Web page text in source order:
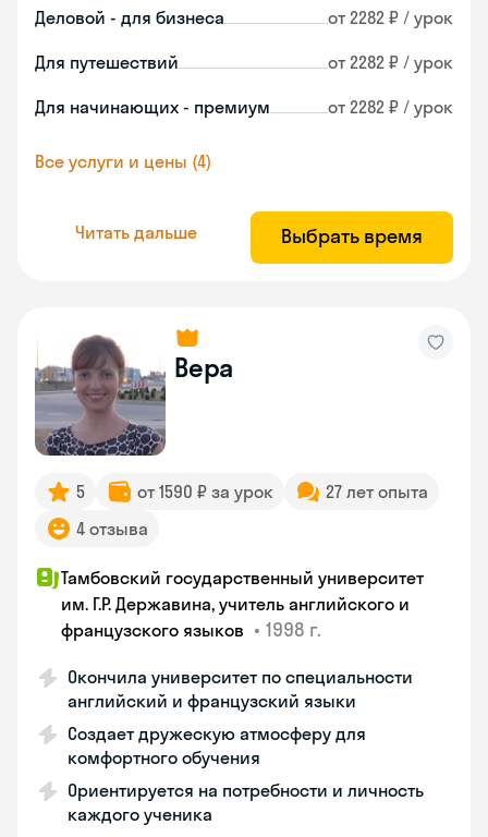
Деловой - для бизнеса от 2282 ₽ / урок
Для путешествий от 2282 ₽ / урок
Для начинающих - премиум от 2282 ₽ / урок
Все услуги и цены (4)
Читать дальше Выбрать время
Вера
5 от 1590 ₽ за урок
27 лет опыта
4 отзыва
Тамбовский государственный университет
им. Г.Р. Державина, учитель английского и
французского языков • 1998 г.
Окончила университет по специальности
английский и французский языки
Создает дружескую атмосферу для
комфортного обучения
Ориентируется на потребности и личность
каждого ученика